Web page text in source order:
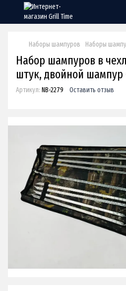
Наборы шампуров Наборы
Набор шампуров в
штук, двойной шампур
Артикул: NB-2279 Оставить отзыв